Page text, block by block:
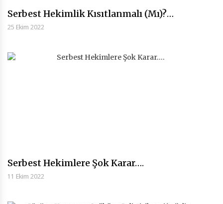
Serbest Hekimlik Kısıtlanmalı (Mı)?…
25 Ekim 2022
Serbest Hekimlere Şok Karar….
11 Ekim 2022